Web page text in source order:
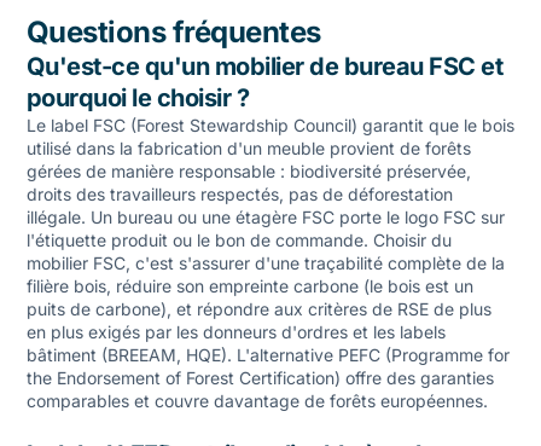
Questions fréquentes
Qu'est-ce qu'un mobilier de bureau FSC et
pourquoi le choisir ?
Le label FSC (Forest Stewardship Council) garantit que le bois
utilisé dans la fabrication d'un meuble provient de forêts
gérées de manière responsable : biodiversité préservée,
droits des travailleurs respectés, pas de déforestation
illégale. Un bureau ou une étagère FSC porte le logo FSC sur
l'étiquette produit ou le bon de commande. Choisir du
mobilier FSC, c'est s'assurer d'une traçabilité complète de la
filière bois, réduire son empreinte carbone (le bois est un
puits de carbone), et répondre aux critères de RSE de plus
en plus exigés par les donneurs d'ordres et les labels
bâtiment (BREEAM, HQE). L'alternative PEFC (Programme for
the Endorsement of Forest Certification) offre des garanties
comparables et couvre davantage de forêts européennes.